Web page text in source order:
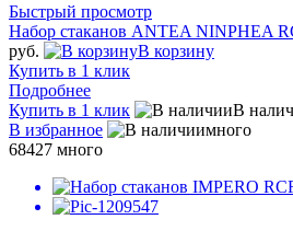
Быстрый просмотр
Набор стаканов ANTEA NINPHEA
руб.
В корзину
Купить в 1 клик
Подробнее
Купить в 1 клик
В
В избранное
много
68427 много